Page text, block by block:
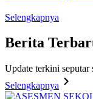
Selengkapnya
Berita
Update terkini seputar
Selengkapnya